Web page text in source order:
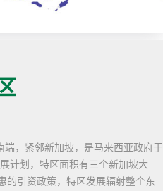
，紧邻新加坡，是马来西亚政府于
计划，特区面积有三个新加坡大
的引资政策，特区发展辐射整个东